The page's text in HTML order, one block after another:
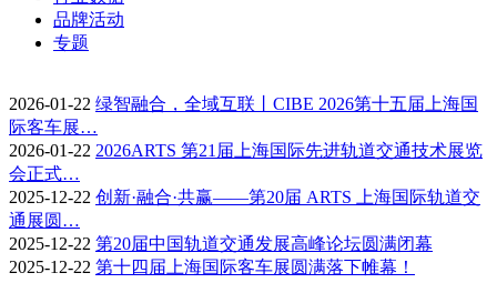
品牌活动
专题
2026-01-22 绿智融合，全域互联丨CIBE 2026第十五届上海国
际客车展…
2026-01-22 2026ARTS 第21届上海国际先进轨道交通技术展览
会正式…
2025-12-22 创新·融合·共赢——第20届 ARTS 上海国际轨道交
通展圆…
2025-12-22 第20届中国轨道交通发展高峰论坛圆满闭幕
2025-12-22 第十四届上海国际客车展圆满落下帷幕！